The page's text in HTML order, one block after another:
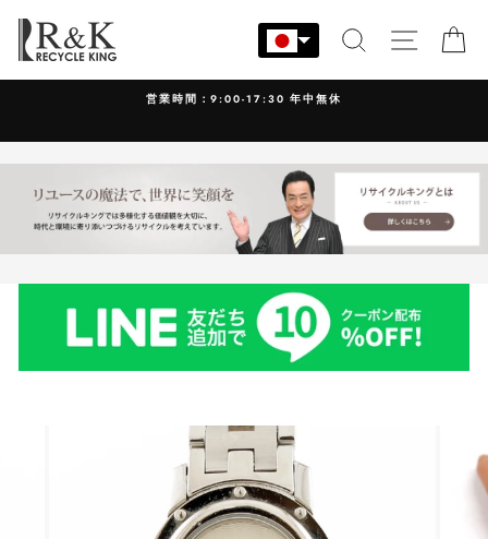
ン
す
検索 サイト
営業時間：9:00-17:30 年中無休